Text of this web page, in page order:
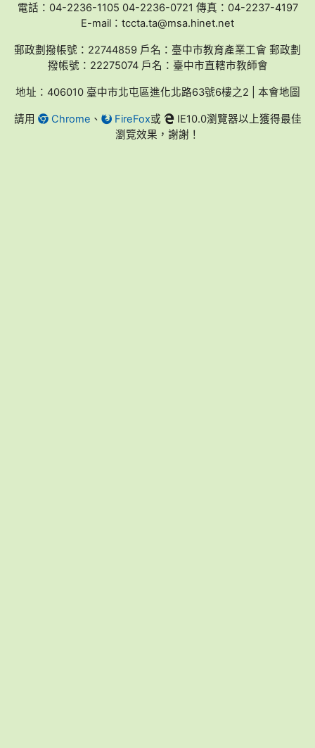
電話：04-2236-1105 04-2236-0721 傳真：04-2237-4197
E-mail：tccta.ta@msa.hinet.net
郵政劃撥帳號：22744859 戶名：臺中市教育產業工會 郵政劃
撥帳號：22275074 戶名：臺中市直轄市教師會
地址：406010 臺中市北屯區進化北路63號6樓之2 | 本會地圖
請用 Chrome 、 FireFox或
IE10.0瀏覽器以上獲得最佳
瀏覽效果，謝謝！